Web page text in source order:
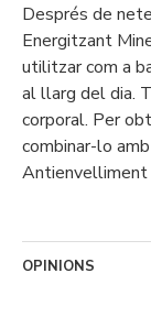
Després de
Energitzant
utilitzar com a
al llarg del dia.
corporal. Per
combinar-lo
Antienvelliment
OPINIONS